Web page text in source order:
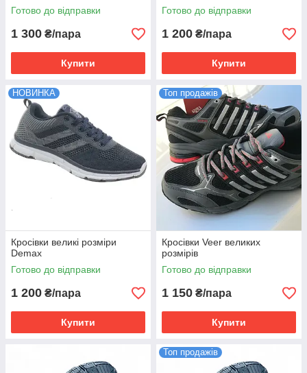
Готово до відправки
1 300 ₴/пара
Купити
Готово до відправки
1 200 ₴/пара
Купити
НОВИНКА
Кросівки великі розміри
Demax
Готово до відправки
1 200 ₴/пара
Купити
Топ продажів
Кросівки Veer великих
розмірів
Готово до відправки
1 150 ₴/пара
Купити
Топ продажів